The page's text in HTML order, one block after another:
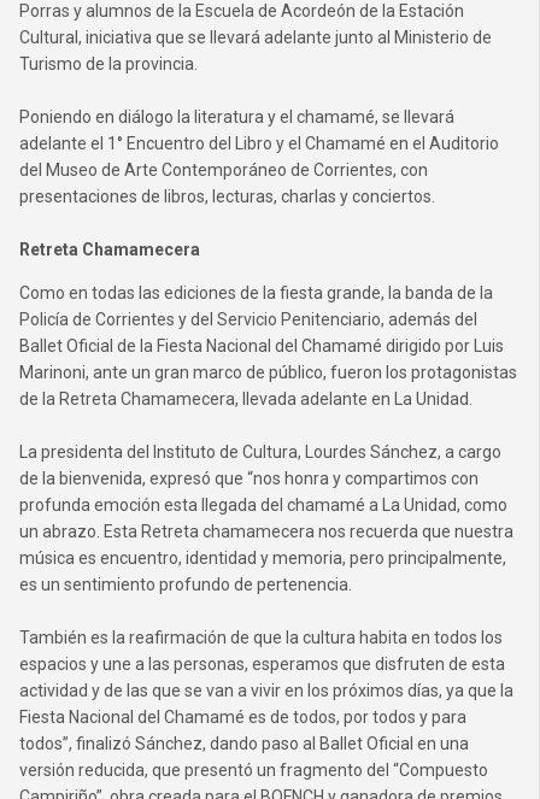
Porras y alumnos de la Escuela de Acordeón de la Estación
Cultural, iniciativa que se llevará adelante junto al Ministerio de
Turismo de la provincia.
Poniendo en diálogo la literatura y el chamamé, se llevará
adelante el 1° Encuentro del Libro y el Chamamé en el Auditorio
del Museo de Arte Contemporáneo de Corrientes, con
presentaciones de libros, lecturas, charlas y conciertos.
Retreta Chamamecera
Como en todas las ediciones de la fiesta grande, la banda de la
Policía de Corrientes y del Servicio Penitenciario, además del
Ballet Oficial de la Fiesta Nacional del Chamamé dirigido por Luis
Marinoni, ante un gran marco de público, fueron los protagonistas
de la Retreta Chamamecera, llevada adelante en La Unidad.
La presidenta del Instituto de Cultura, Lourdes Sánchez, a cargo
de la bienvenida, expresó que “nos honra y compartimos con
profunda emoción esta llegada del chamamé a La Unidad, como
un abrazo. Esta Retreta chamamecera nos recuerda que nuestra
música es encuentro, identidad y memoria, pero principalmente,
es un sentimiento profundo de pertenencia.
También es la reafirmación de que la cultura habita en todos los
espacios y une a las personas, esperamos que disfruten de esta
actividad y de las que se van a vivir en los próximos días, ya que la
Fiesta Nacional del Chamamé es de todos, por todos y para
todos”, finalizó Sánchez, dando paso al Ballet Oficial en una
versión reducida, que presentó un fragmento del “Compuesto